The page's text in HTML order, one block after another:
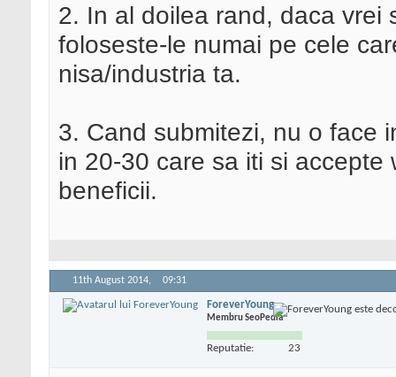
2. In al doilea rand, daca vrei
foloseste-le numai pe cele
nisa/industria ta.
3. Cand submitezi, nu o face
in 20-30 care sa iti si
beneficii.
11th August 2014, 09:31
ForeverYoung
Membru SeoPedia
Reputatie: 23